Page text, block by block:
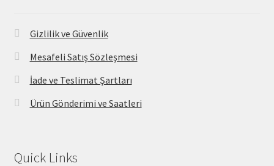
Gizlilik ve Güvenlik
Mesafeli Satış Sözleşmesi
İade ve Teslimat Şartları
Ürün Gönderimi ve Saatleri
Quick Links